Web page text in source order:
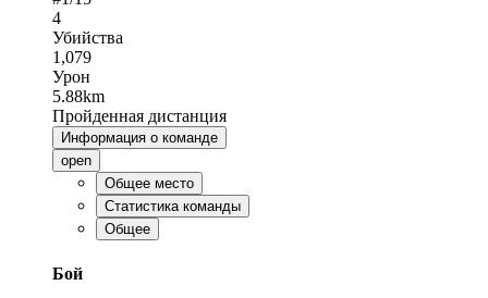
4
Убийства
1,079
Урон
5.88km
Пройденная дистанция
Информация о команде
open
Общее место
Статистика команды
Общее
Бой